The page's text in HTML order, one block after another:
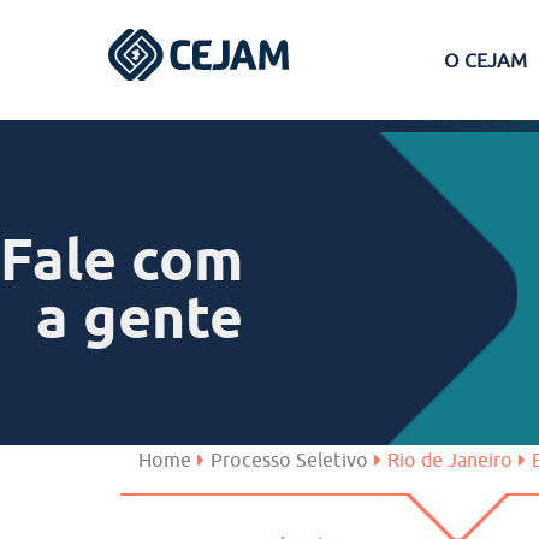
O CEJAM
Ferraz de Vasconcelos
São José dos Campos
Fale com
a gente
Home Processo Seletivo Rio de Janeiro